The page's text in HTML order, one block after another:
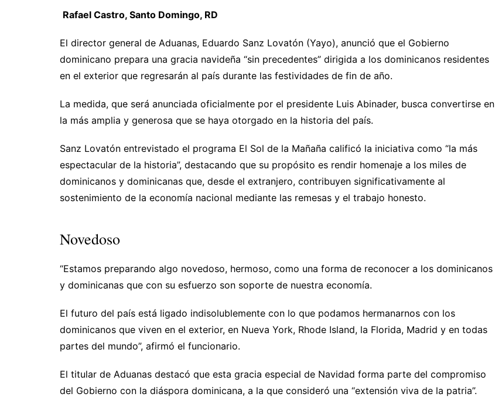
Rafael Castro, Santo Domingo, RD
El director general de Aduanas, Eduardo Sanz Lovatón (Yayo), anunció que el Gobierno
dominicano prepara una gracia navideña “sin precedentes” dirigida a los dominicanos residentes
en el exterior que regresarán al país durante las festividades de fin de año.
La medida, que será anunciada oficialmente por el presidente Luis Abinader, busca convertirse en
la más amplia y generosa que se haya otorgado en la historia del país.
Sanz Lovatón entrevistado el programa El Sol de la Mañaña calificó la iniciativa como “la más
espectacular de la historia”, destacando que su propósito es rendir homenaje a los miles de
dominicanos y dominicanas que, desde el extranjero, contribuyen significativamente al
sostenimiento de la economía nacional mediante las remesas y el trabajo honesto.
Novedoso
“Estamos preparando algo novedoso, hermoso, como una forma de reconocer a los dominicanos
y dominicanas que con su esfuerzo son soporte de nuestra economía.
El futuro del país está ligado indisolublemente con lo que podamos hermanarnos con los
dominicanos que viven en el exterior, en Nueva York, Rhode Island, la Florida, Madrid y en todas
partes del mundo”, afirmó el funcionario.
El titular de Aduanas destacó que esta gracia especial de Navidad forma parte del compromiso
del Gobierno con la diáspora dominicana, a la que consideró una “extensión viva de la patria”.